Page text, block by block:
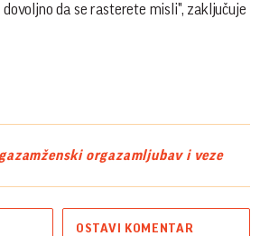
da se rasterete misli", zaključuje
ženski orgazamljubav i veze
OSTAVI KOMENTAR